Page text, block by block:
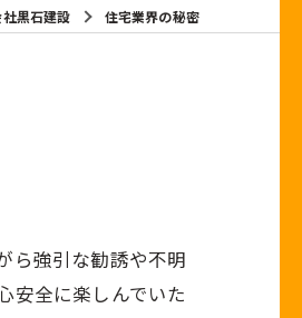
黒石建設 住宅業界の秘密
ら強引な勧誘や不明
安全に楽しんでいた